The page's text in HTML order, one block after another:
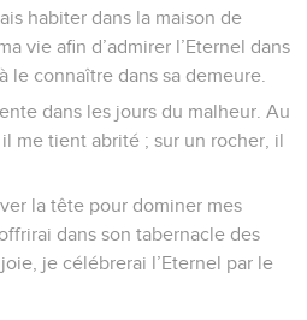
habiter dans la maison de
vie afin d’admirer l’Eternel dans
le connaître dans sa demeure.
dans les jours du malheur. Au
me tient abrité ; sur un rocher, il
la tête pour dominer mes
dans son tabernacle des
je célébrerai l’Eternel par le